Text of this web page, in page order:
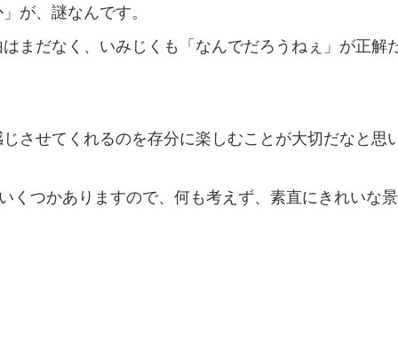
が、謎なんです。
まだなく、いみじくも「なんでだろうねぇ」が正解
させてくれるのを存分に楽しむことが大切だなと思
くつかありますので、何も考えず、素直にきれいな